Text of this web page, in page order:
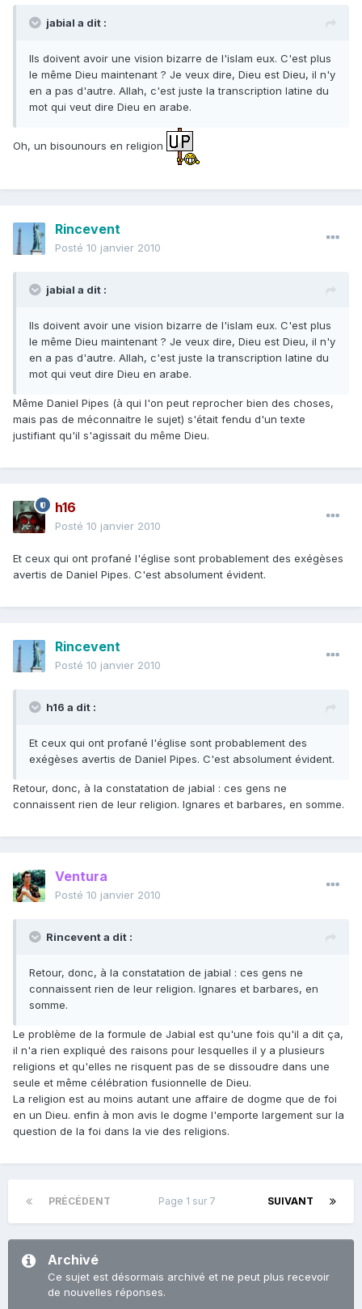
jabial a dit :
Ils doivent avoir une vision bizarre de l'islam eux. C'est plus
le même Dieu maintenant ? Je veux dire, Dieu est Dieu, il n'y
en a pas d'autre. Allah, c'est juste la transcription latine du
mot qui veut dire Dieu en arabe.
Oh, un bisounours en religion
Rincevent
Posté 10 janvier 2010
jabial a dit :
Ils doivent avoir une vision bizarre de l'islam eux. C'est plus
le même Dieu maintenant ? Je veux dire, Dieu est Dieu, il n'y
en a pas d'autre. Allah, c'est juste la transcription latine du
mot qui veut dire Dieu en arabe.
Même Daniel Pipes (à qui l'on peut reprocher bien des choses,
mais pas de méconnaitre le sujet) s'était fendu d'un texte
justifiant qu'il s'agissait du même Dieu.
h16
Posté 10 janvier 2010
Et ceux qui ont profané l'église sont probablement des exégèses
avertis de Daniel Pipes. C'est absolument évident.
Rincevent
Posté 10 janvier 2010
h16 a dit :
Et ceux qui ont profané l'église sont probablement des
exégèses avertis de Daniel Pipes. C'est absolument évident.
Retour, donc, à la constatation de jabial : ces gens ne
connaissent rien de leur religion. Ignares et barbares, en somme.
Ventura
Posté 10 janvier 2010
Rincevent a dit :
Retour, donc, à la constatation de jabial : ces gens ne
connaissent rien de leur religion. Ignares et barbares, en
somme.
Le problème de la formule de Jabial est qu'une fois qu'il a dit ça,
il n'a rien expliqué des raisons pour lesquelles il y a plusieurs
religions et qu'elles ne risquent pas de se dissoudre dans une
seule et même célébration fusionnelle de Dieu.
La religion est au moins autant une affaire de dogme que de foi
en un Dieu. enfin à mon avis le dogme l'emporte largement sur la
question de la foi dans la vie des religions.
PRÉCÉDENT SUIVANT
Page 1 sur 7
Archivé
Ce sujet est désormais archivé et ne peut plus recevoir
de nouvelles réponses.